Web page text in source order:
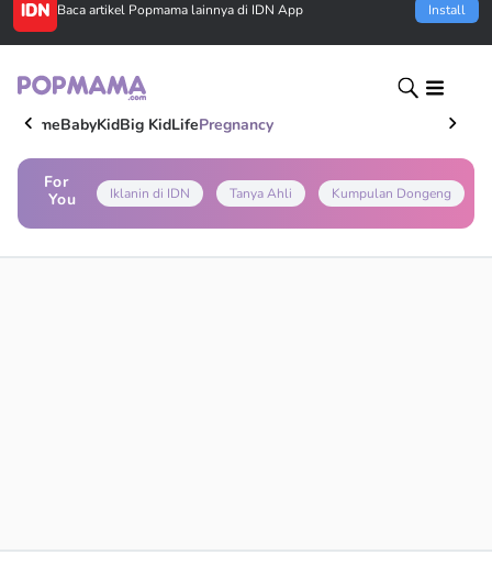
Baca artikel Popmama lainnya di IDN App Install
HomeBabyKidBig KidLifePregnancy
For
You
Iklanin di IDN Tanya Ahli Kumpulan Dongeng